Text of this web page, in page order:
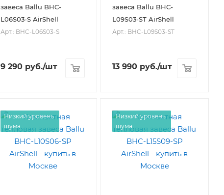
завеса Ballu BHC-
L06S03-S AirShell
Арт.: BHC-L06S03-S
9 290 руб./шт
завеса Ballu BHC-
L09S03-ST AirShell
Арт.: BHC-L09S03-ST
13 990 руб./шт
Низкий уровень
шума
Низкий уровень
шума